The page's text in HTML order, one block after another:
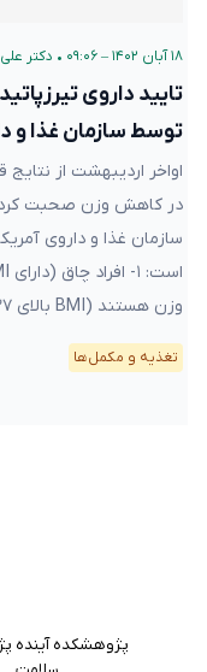
۱۸ آبان ۱۴۰۲ – ۰۹:۰۶ • دکتر
توسط سازمان غذا و
در کاهش وزن صحبت
سازمان غذا و داروی
وزن هستند (BMI بالای ۲۷) و یکی از […]
تغذیه و مکمل‌ها
پژوهشکده آینده